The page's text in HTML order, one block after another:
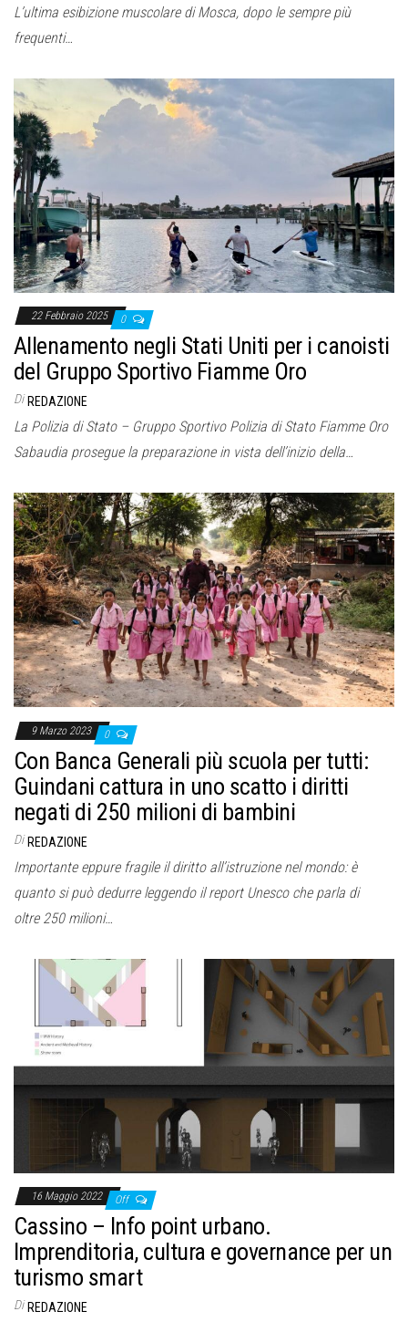
L’ultima esibizione muscolare di Mosca, dopo le sempre più
frequenti…
22 Febbraio 2025 0
Allenamento negli Stati Uniti per i canoisti
del Gruppo Sportivo Fiamme Oro
Di REDAZIONE
La Polizia di Stato – Gruppo Sportivo Polizia di Stato Fiamme Oro
Sabaudia prosegue la preparazione in vista dell’inizio della…
9 Marzo 2023 0
Con Banca Generali più scuola per tutti:
Guindani cattura in uno scatto i diritti
negati di 250 milioni di bambini
Di REDAZIONE
Importante eppure fragile il diritto all’istruzione nel mondo: è
quanto si può dedurre leggendo il report Unesco che parla di
oltre 250 milioni…
16 Maggio 2022 Off
Cassino – Info point urbano.
Imprenditoria, cultura e governance per un
turismo smart
Di REDAZIONE